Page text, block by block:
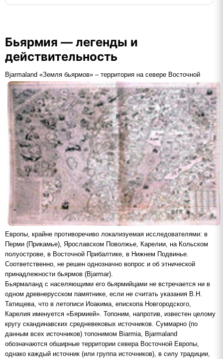
Бьярмия — легенды и
действительность
Bjarmaland «Земля бьярмов» – территория на севере Восточной
Европы, крайне противоречиво локализуемая исследователями: в
Перми (Прикамье), Ярославском Поволжье, Карелии, на Кольском
полуострове, в Восточной Прибалтике, в Нижнем Подвинье.
Соответственно, не решен однозначно вопрос и об этнической
принадлежности бьярмов (Bjarmar).
Бьярмаланд с населяющими его бьярмийцами не встречается ни в
одном древнерусском памятнике, если не считать указания В.Н.
Татищева, что в летописи Иоакима, епископа Новгородского,
Карелия именуется «Бярмией». Топоним, напротив, известен целому
кругу скандинавских средневековых источников. Суммарно (по
данным всех источников) топонимом Biarmia, Bjarmaland
обозначаются обширные территории севера Восточной Европы,
однако каждый источник (или группа источников), в силу традиции,